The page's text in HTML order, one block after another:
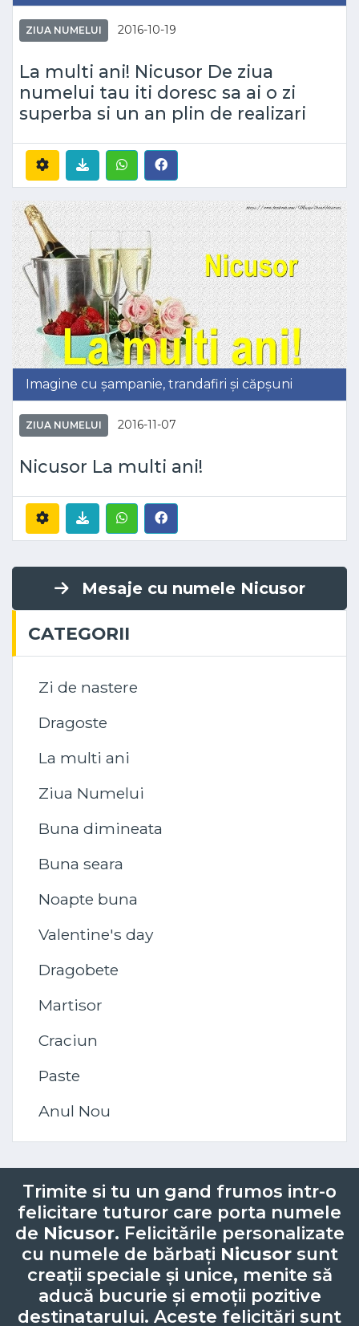
ZIUA NUMELUI 2016-10-19
La multi ani! Nicusor De ziua
numelui tau iti doresc sa ai o zi
superba si un an plin de realizari
Imagine cu șampanie, trandafiri și căpșuni
ZIUA NUMELUI 2016-11-07
Nicusor La multi ani!
Mesaje cu numele Nicusor
CATEGORII
Zi de nastere
Dragoste
La multi ani
Ziua Numelui
Buna dimineata
Buna seara
Noapte buna
Valentine's day
Dragobete
Martisor
Craciun
Paste
Anul Nou
Trimite si tu un gand frumos intr-o
felicitare tuturor care porta numele
de Nicusor. Felicitările personalizate
cu numele de bărbați Nicusorsunt
creații speciale și unice, menite să
aducă bucurie și emoții pozitive
destinatarului. Aceste felicitări sunt